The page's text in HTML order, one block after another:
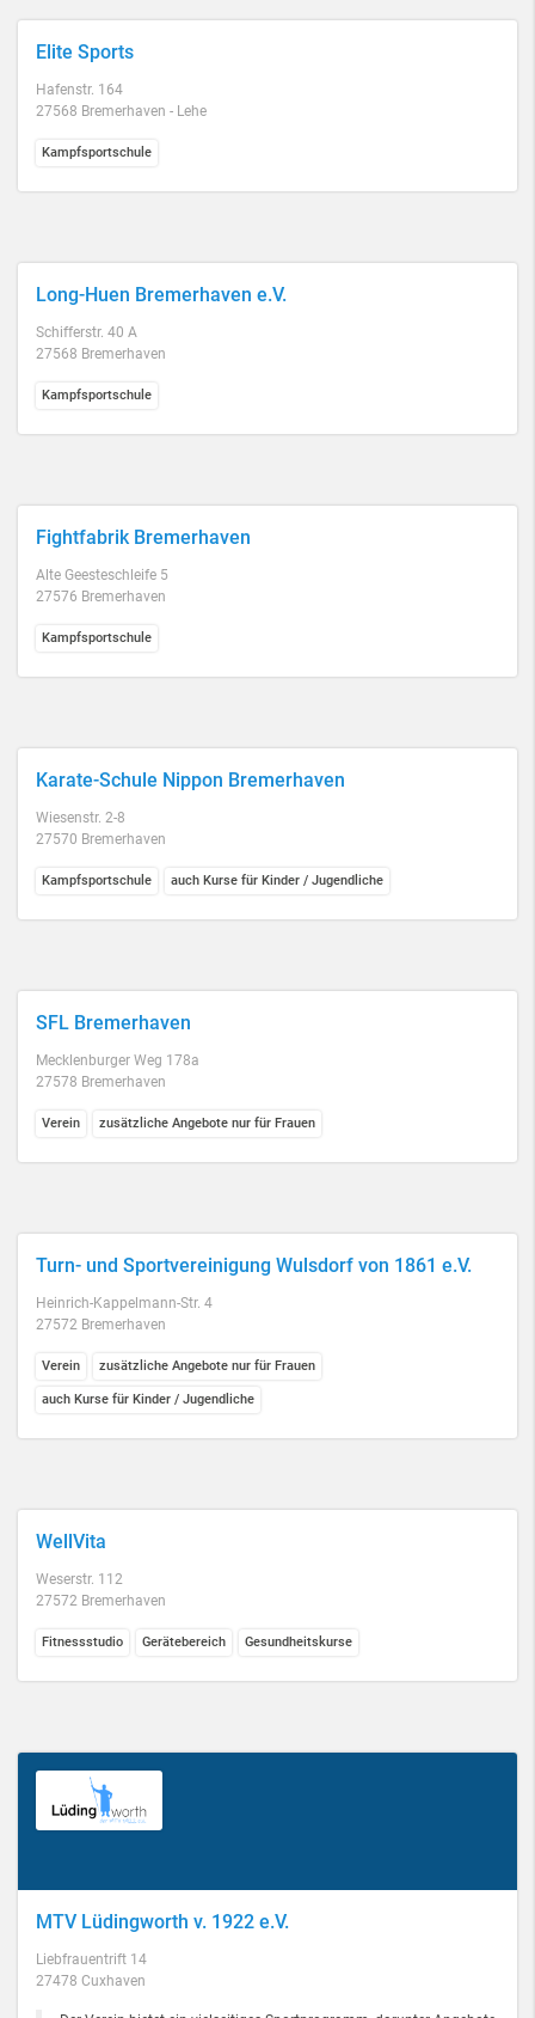
Elite Sports
Hafenstr. 164
27568 Bremerhaven - Lehe
Kampfsportschule
Long-Huen Bremerhaven e.V.
Schifferstr. 40 A
27568 Bremerhaven
Kampfsportschule
Fightfabrik Bremerhaven
Alte Geesteschleife 5
27576 Bremerhaven
Kampfsportschule
Karate-Schule Nippon Bremerhaven
Wiesenstr. 2-8
27570 Bremerhaven
Kampfsportschule auch Kurse für Kinder / Jugendliche
SFL Bremerhaven
Mecklenburger Weg 178a
27578 Bremerhaven
Verein zusätzliche Angebote nur für Frauen
Turn- und Sportvereinigung Wulsdorf von 1861 e.V.
Heinrich-Kappelmann-Str. 4
27572 Bremerhaven
Verein zusätzliche Angebote nur für Frauen
auch Kurse für Kinder / Jugendliche
WellVita
Weserstr. 112
27572 Bremerhaven
Fitnessstudio Gerätebereich Gesundheitskurse
MTV Lüdingworth v. 1922 e.V.
Liebfrauentrift 14
27478 Cuxhaven